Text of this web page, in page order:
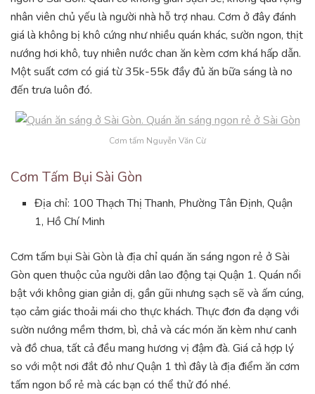
nhân viên chủ yếu là người nhà hỗ trợ nhau. Cơm ở đây đánh
giá là không bị khô cứng như nhiều quán khác, sườn ngon, thịt
nướng hơi khô, tuy nhiên nước chan ăn kèm cơm khá hấp dẫn.
Một suất cơm có giá từ 35k-55k đầy đủ ăn bữa sáng là no
đến trưa luôn đó.
Cơm tấm Nguyễn Văn Cừ
Cơm Tấm Bụi Sài Gòn
Địa chỉ: 100 Thạch Thị Thanh, Phường Tân Định, Quận
1, Hồ Chí Minh
Cơm tấm bụi Sài Gòn là địa chỉ quán ăn sáng ngon rẻ ở Sài
Gòn quen thuộc của người dân lao động tại Quận 1. Quán nổi
bật với không gian giản dị, gần gũi nhưng sạch sẽ và ấm cúng,
tạo cảm giác thoải mái cho thực khách. Thực đơn đa dạng với
sườn nướng mềm thơm, bì, chả và các món ăn kèm như canh
và đồ chua, tất cả đều mang hương vị đậm đà. Giá cả hợp lý
so với một nơi đắt đỏ như Quận 1 thì đây là địa điểm ăn cơm
tấm ngon bổ rẻ mà các bạn có thể thử đó nhé.